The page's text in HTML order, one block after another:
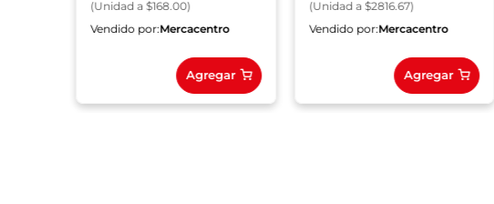
(Unidad a $168.00)
Vendido por:Mercacentro
Agregar
(Unidada $2816.67)
Vendido por:Mercacentro
Agregar